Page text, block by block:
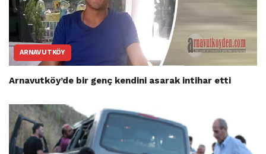
ARNAVUTKÖY
Arnavutköy’de bir genç kendini asarak intihar etti